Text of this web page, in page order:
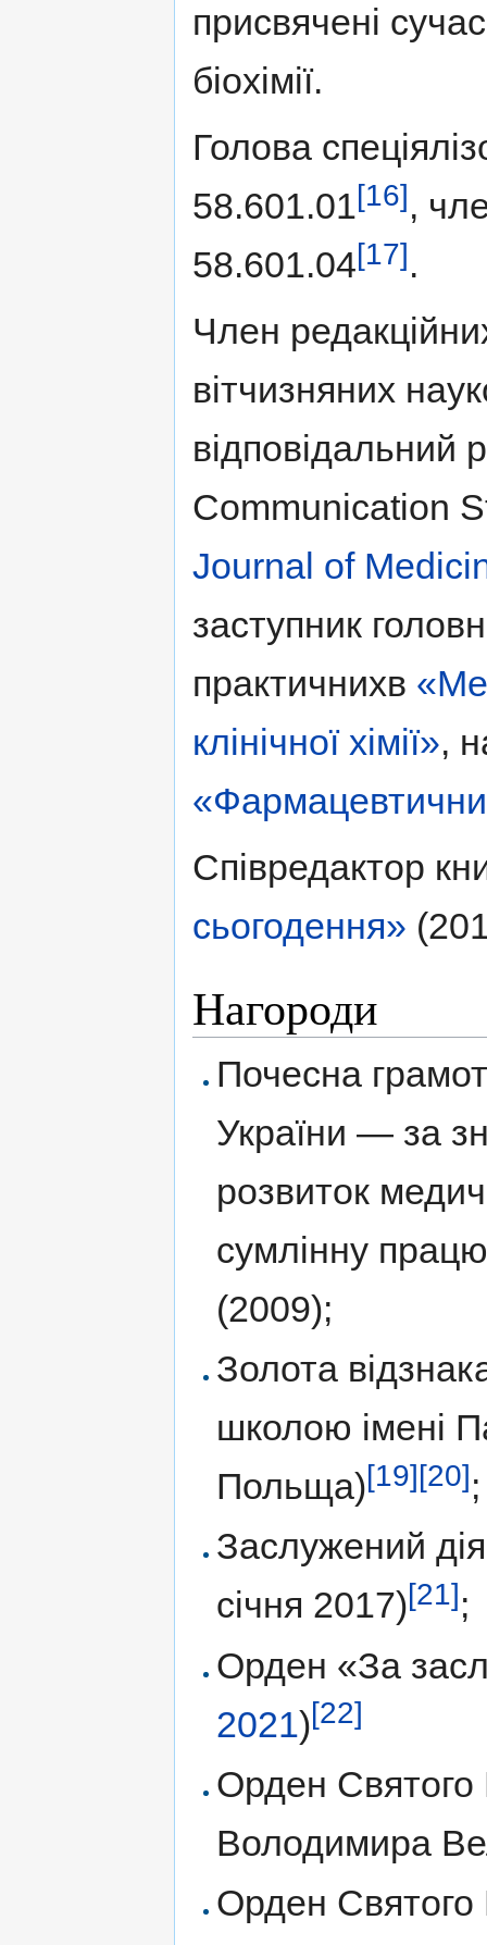
присвячені
біохімії.
Голова
58.601.01[16],
58.601.04[17].
Член
вітчизняних
відповідальний
Communication
Journal of
заступник
практичнихв
клінічної хімії»,
Співредактор
сьогодення»
Нагороди
Почесна
України — за
розвиток
сумлінну
(2009);
Золота
школою імені
Польща)[19][20];
Заслужений
січня 2017)[21];
Орден «За
2021)[22]
Орден Святого
Володимира
Орден